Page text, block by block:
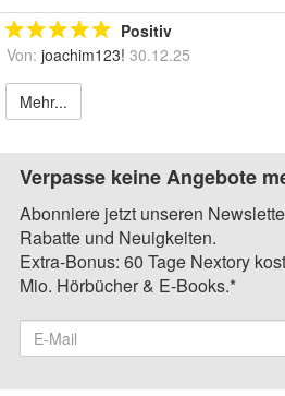
Positiv
Von: joachim123! 30.12.25
Mehr...
Verpasse keine Angebote
Abonniere jetzt unseren
Rabatte und Neuigkeiten.
Extra-Bonus: 60 Tage Nextory
Mio. Hörbücher & E-Books.*